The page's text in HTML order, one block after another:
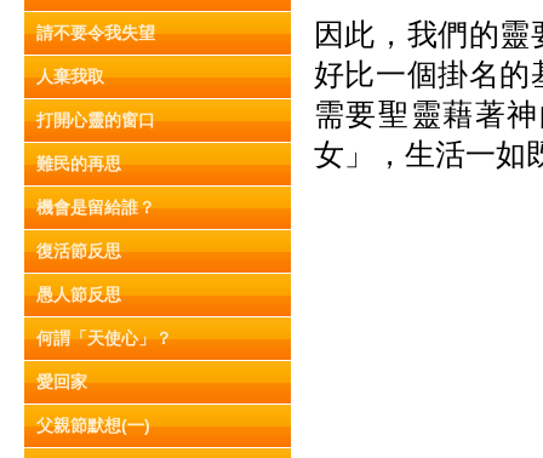
請不要令我失望
人棄我取
打開心靈的窗口
難民的再思
機會是留給誰？
復活節反思
愚人節反思
何謂「天使心」？
愛回家
父親節默想(一)
因此，我們的
好比一個掛名的
需要聖靈藉著
女」，生活一如